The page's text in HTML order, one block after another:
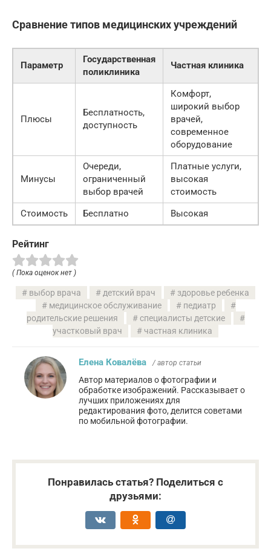
Сравнение типов медицинских учреждений
Параметр
Государственная
поликлиника
Частная клиника
Плюсы
Бесплатность,
доступность
Комфорт,
широкий выбор
врачей,
современное
оборудование
Минусы
Очереди,
ограниченный
выбор врачей
Платные услуги,
высокая
стоимость
Стоимость
Бесплатно Высокая
Рейтинг
( Пока оценок нет )
выбор врача детский врач
здоровье ребенка
медицинское обслуживание
педиатр
родительские решения
специалисты детские
участковый врач
частная клиника
Елена Ковалёва / автор статьи
Автор материалов о фотографии и
обработке изображений. Рассказывает о
лучших приложениях для
редактирования фото, делится советами
по мобильной фотографии.
Понравилась статья? Поделиться с
друзьями: